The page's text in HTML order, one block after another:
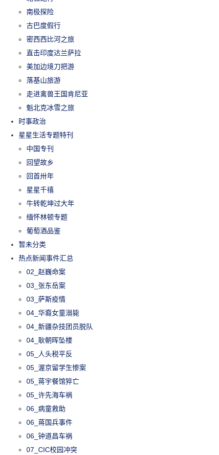
南极探险
古巴度假行
密西西比河之旅
直击印度达兰萨拉
美加边境刀把游
落基山旅游
走进禽兽王国肯尼亚
魁北克冰雪之旅
时事政治
星星生活专题特刊
中国专刊
回望故乡
回首卅年
星星千禧
牛转乾坤过大年
缅怀林顿专题
葡萄酒品鉴
暂未分类
热点新闻事件汇总
02_赵巍命案
03_张东岳案
03_萨斯疫情
04_华裔女童溺毙
04_新疆杂技团员脱队
04_耿朝晖坠楼
05_人头税平反
05_渥京留学生惨案
05_蒋宇餐馆猝亡
05_许先海车祸
06_病童救助
06_蒋国兵事件
06_钟道昌车祸
07_CIC校园冲突